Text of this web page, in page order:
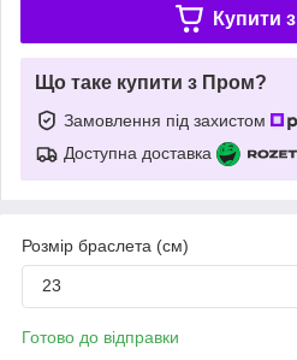
Купити з
Що таке купити з Пром?
Замовлення під захистом
Доступна доставка
Розмір браслета (см)
23
Готово до відправки